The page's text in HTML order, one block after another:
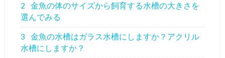
2
金魚の体のサイズから飼育する水槽の大きさを
選んでみる
3
金魚の水槽はガラス水槽にしますか？アクリル
水槽にしますか？